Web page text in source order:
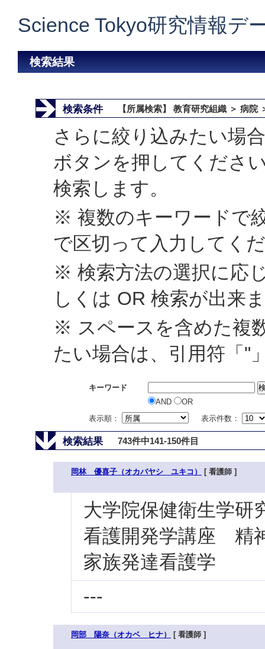
Science Tokyo研究情報デ
検索結果
検索条件 【所属検索】 教育研究組織 ＞ 病院
さらに絞り込みたい場
ボタンを押してくださ
検索します。
※ 複数のキーワードで
で区切って入力してく
※ 検索方法の選択に応
しくは OR 検索が出来
※ スペースを含めた複
たい場合は、引用符「"
キーワード
AND
OR
表示順：
表示件数：
検索結果 743件中141-150件目
岡林 優喜子（オカバヤシ ユキコ） [ 看護師 ]
大学院保健衛生学研
看護開発学講座 精
家族発達看護学
---
岡部 陽奈（オカベ ヒナ） [ 看護師 ]